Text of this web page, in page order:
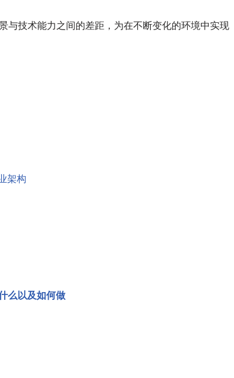
与技术能力之间的差距，为在不断变化的环境中实现
架构
么以及如何做